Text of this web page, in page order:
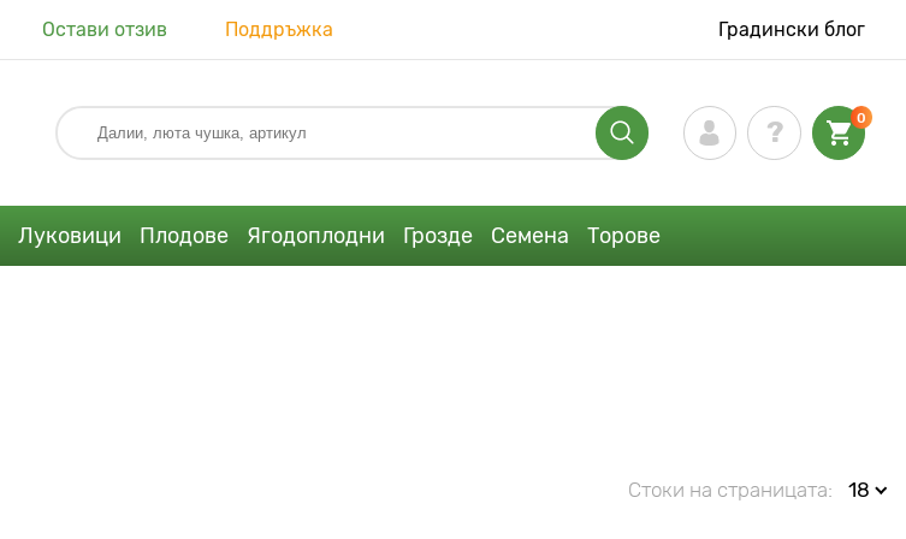
Остави отзив Поддръжка Градински блог
0
Луковици Плодове Ягодоплодни Грозде Семена Торове
Стоки на страницата: 18